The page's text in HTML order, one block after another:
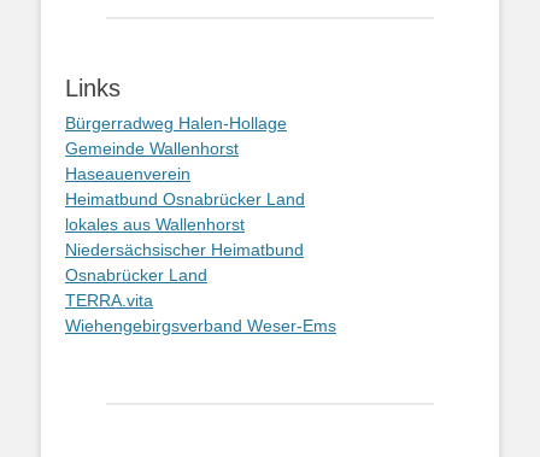
Links
Bürgerradweg Halen-Hollage
Gemeinde Wallenhorst
Haseauenverein
Heimatbund Osnabrücker Land
lokales aus Wallenhorst
Niedersächsischer Heimatbund
Osnabrücker Land
TERRA.vita
Wiehengebirgsverband Weser-Ems